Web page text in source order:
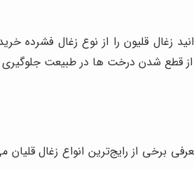
قلیون را از نوع زغال فشرده
قطع شدن درخت ها در طبیعت جلوگیری
برخی از رایج‌ترین انواع زغال قلیان